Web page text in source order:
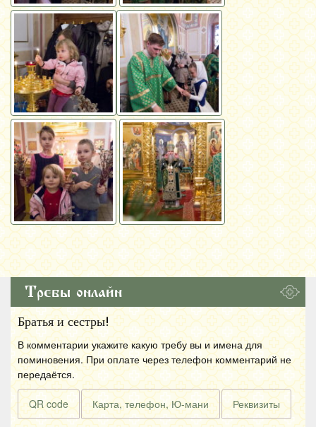
Требы онлайн
Братья и сестры!
В комментарии укажите какую требу вы и имена для
поминовения. При оплате через телефон комментарий не
передаётся.
QR code Карта, телефон, Ю-мани Реквизиты